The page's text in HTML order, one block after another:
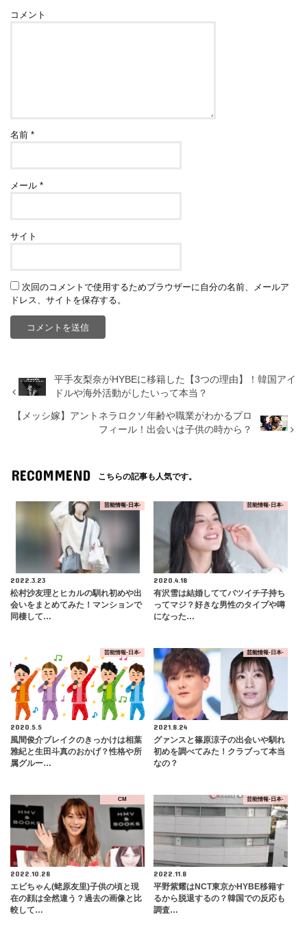
コメント
名前*
メール*
サイト
次回のコメントで使用するためブラウザーに自分の名前、メールア
ドレス、サイトを保存する。
平手友梨奈がHYBEに移籍した【3つの理由】！韓国アイ
ドルや海外活動がしたいって本当？
【メッシ嫁】アントネラロクソ年齢や職業がわかるプロ
フィール！出会いは子供の時から？
RECOMMEND こちらの記事も人気です。
芸能情報-日本-
2022.3.23
松村沙友理とヒカルの馴れ初めや出
会いをまとめてみた！マンションで
同棲して…
芸能情報-日本-
2020.4.18
有沢雪は結婚しててバツイチ子持ち
ってマジ？好きな男性のタイプや噂
になった…
芸能情報-日本-
2020.5.5
風間俊介ブレイクのきっかけは相葉
雅紀と生田斗真のおかげ？性格や所
属グルー…
芸能情報-日本-
2021.8.24
グァンスと篠原涼子の出会いや馴れ
初めを調べてみた！クラブって本当
なの？
CM
2022.10.28
エビちゃん(蛯原友里)子供の頃と現
在の顔は全然違う？過去の画像と比
較して…
芸能情報-日本-
2022.11.8
平野紫耀はNCT東京かHYBE移籍す
るから脱退するの？韓国での反応も
調査…